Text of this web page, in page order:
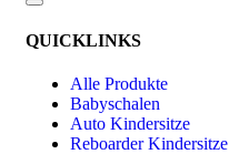
QUICKLINKS
Alle Produkte
Babyschalen
Auto Kindersitze
Reboarder Kindersitze